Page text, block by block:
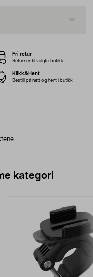
Fri retur
Returner til valgfri butikk
Klikk&Hent
Bestill på nett og hent i butikk
kategori